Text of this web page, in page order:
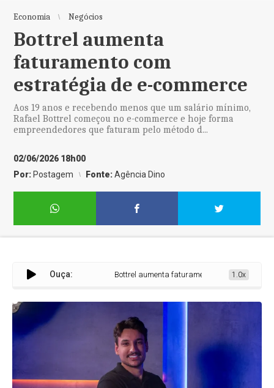
Economia Negócios
Bottrel aumenta
faturamento com
estratégia de e-commerce
Aos 19 anos e recebendo menos que um salário mínimo,
Rafael Bottrel começou no e-commerce e hoje forma
empreendedores que faturam pelo método d...
02/06/2026 18h00
Por: Postagem Fonte:Agência Dino
Ouça: Bottrel aumenta faturamento com estratégia de e-
1.0x